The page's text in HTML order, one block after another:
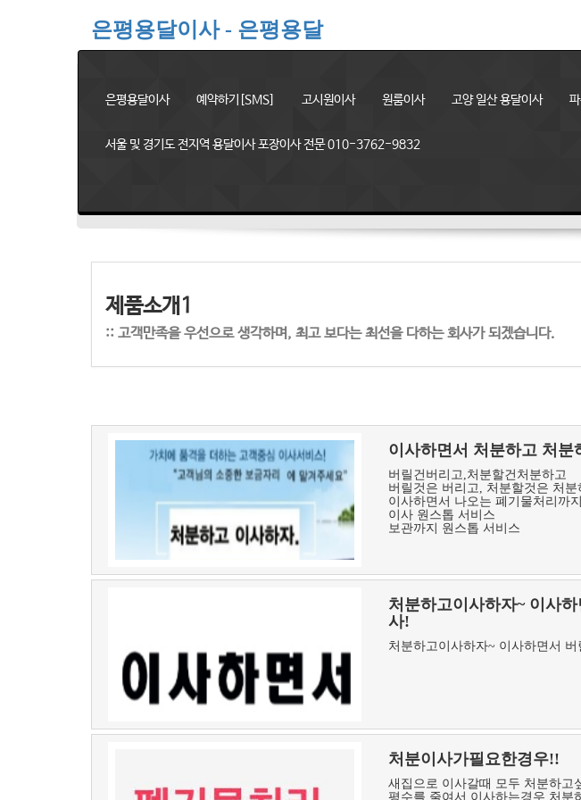
은평용달이사 - 은평용달
은평용달이사 예약하기[SMS] 고시원이사 원룸이사 고양 일산 용달이사
서울 및 경기도 전지역 용달이사 포장이사 전문 010-3762-9832
제품소개1
:: 고객만족을 우선으로 생각하며, 최고 보다는 최선을 다하는 회사가 되겠습니다.
이사하면서 처분하고 처분
버릴건버리고,처분할건처분하고
버릴것은 버리고, 처분할것은 처분
이사하면서 나오는 폐기물처리까지
이사 원스톱 서비스
보관까지 원스톱 서비스
처분하고이사하자~ 이사
사!
처분하고이사하자~ 이사하면서
처분이사가필요한경우!!
새집으로 이사갈때 모두 처분하고
평수를 줄여서 이사하는경우 처분